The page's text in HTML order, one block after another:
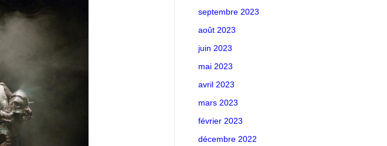
septembre 2023
août 2023
juin 2023
mai 2023
avril 2023
mars 2023
février 2023
décembre 2022